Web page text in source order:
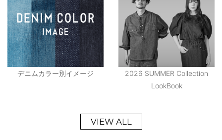
デニムカラー別イメージ
2026 SUMMER Collection
LookBook
VIEW ALL